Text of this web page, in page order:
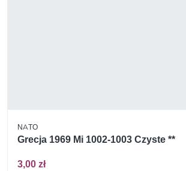
NATO
Grecja 1969 Mi 1002-1003 Czyste **
3,00 zł